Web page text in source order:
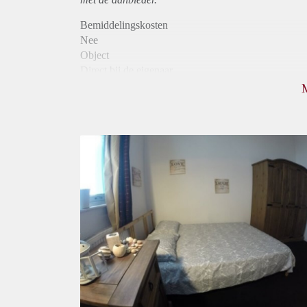
Bemiddelingskosten
Nee
Object
Huurtoeslag
Mogelijk
Inkomen eis
2,8 X Maandhuur Bruto
Huurtermijn
Onbepaalde termijn
Oplevering
Gestoffeerd